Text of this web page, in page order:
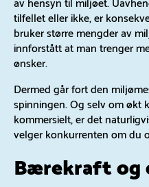
tilfellet eller ikke, er
bruker større mengder av
innforstått at man trenger
ønsker.
Dermed går fort den
spinningen. Og selv om økt
kommersielt, er det
velger konkurrenten om du
Bærekraft